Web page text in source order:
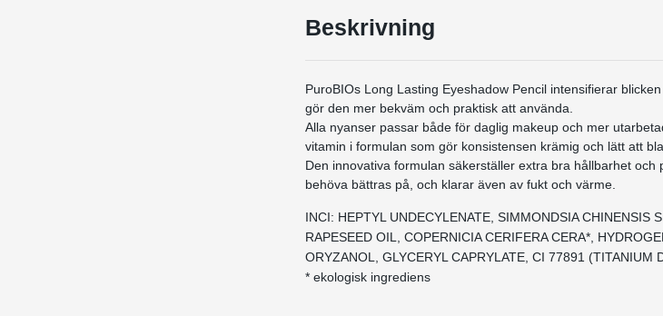
Beskrivning
PuroBIOs Long Lasting Eyeshadow Pencil intensifierar
gör den mer bekväm och praktisk att använda.
Alla nyanser passar både för daglig makeup och mer
vitamin i formulan som gör konsistensen krämig och lätt att
Den innovativa formulan säkerställer extra bra hållbarhet
behöva bättras på, och klarar även av fukt och värme.
INCI: HEPTYL UNDECYLENATE, SIMMONDSIA CHINENSIS
RAPESEED OIL, COPERNICIA CERIFERA CERA*,
ORYZANOL, GLYCERYL CAPRYLATE, CI 77891 (TITANIUM
* ekologisk ingrediens